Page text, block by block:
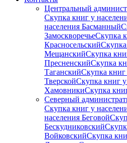
Центральный
Скупка книг у
населения Басманный
ЗамоскворечьеСкупка
Красносельский
МещанскийСкупка
ПресненскийСкупка
ТаганскийСкупка книг
ТверскойСкупка книг
ХамовникиСкупка
Северный
Скупка книг у
населения Беговой
Бескудниковский
ВойковскийСкупка